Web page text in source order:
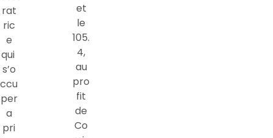
rat
ric
e
qui
s’o
ccu
per
a
pri
et
le
105.
4,
au
pro
fit
de
Co